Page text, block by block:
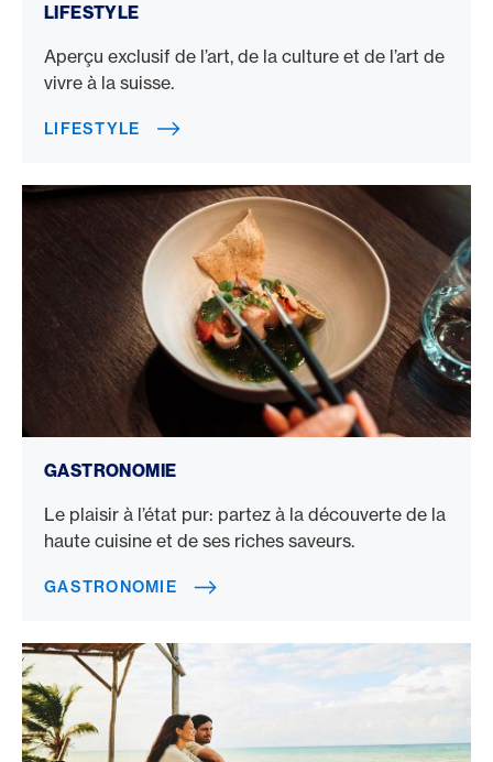
LIFESTYLE
Aperçu exclusif de l’art, de la culture et de l’art de
vivre à la suisse.
LIFESTYLE
GASTRONOMIE
Le plaisir à l’état pur: partez à la découverte de la
haute cuisine et de ses riches saveurs.
GASTRONOMIE